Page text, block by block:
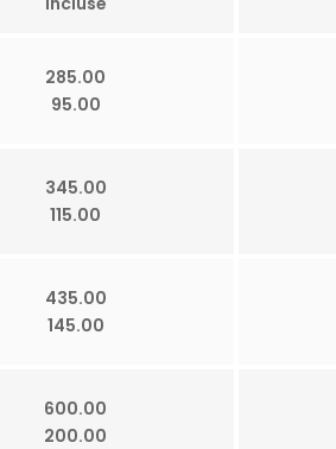
285.00
95.00
345.00
115.00
435.00
145.00
600.00
200.00